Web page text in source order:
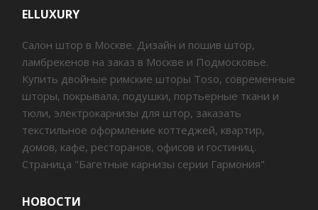
ELLUXURY
Салон штор в Москве. Дизайн и пошив штор,
ламбрекенов на заказ в Москве и Подмосковье.
Купить двойные римские шторы Toso, современные
шторы, покрывала, подушки, портьерные ткани и
тюли, электрокарнизы для штор, заказать
текстильное оформление коттеджей, квартир,
домов, кафе, ресторанов, офисов и гостиниц.
Страница "Багетные карнизы серии Гармония"
НОВОСТИ